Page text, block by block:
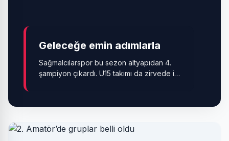
Geleceğe emin adımlarla
Sağmalcılarspor bu sezon altyapıdan 4.
şampiyon çıkardı. U15 takımı da zirvede ipi